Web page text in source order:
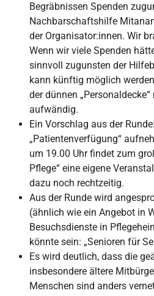
Begräbnissen Spenden
Nachbarschaftshilfe
der Organisator:innen. Wir
Wenn wir viele Spenden
sinnvoll zugunsten der
kann künftig möglich
der dünnen
aufwändig.
Ein Vorschlag aus der
„Patientenverfügung“
um 19.00 Uhr findet zum
Pflege“ eine eigene
dazu noch rechtzeitig.
Aus der Runde wird
(ähnlich wie ein Angebot in
Besuchsdienste in
könnte sein: „Senioren für
Es wird deutlich, dass die
insbesondere ältere
Menschen sind anders